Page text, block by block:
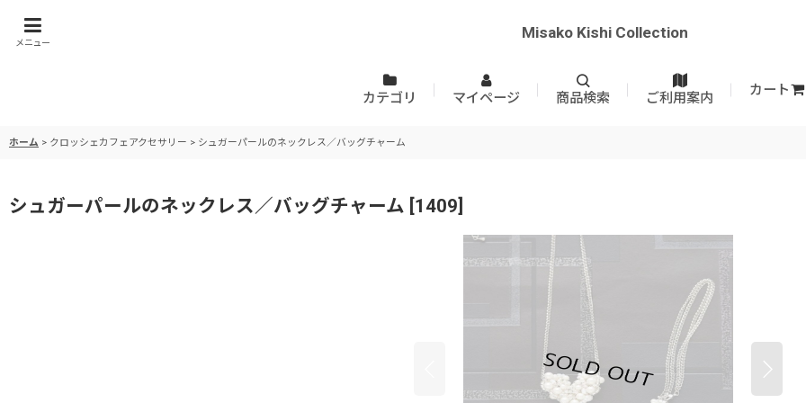
メニュー
Misako Kishi Collection
カテゴリ マイページ 商品検索 ご利用案内
カート
ホーム > クロッシェカフェアクセサリー > シュガーパールのネックレス／バッグチャーム
シュガーパールのネックレス／バッグチャーム [1409]